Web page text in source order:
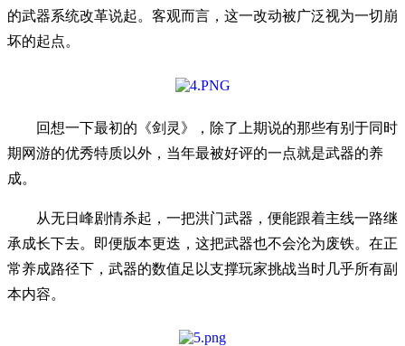
的武器系统改革说起。客观而言，这一改动被广泛视为一切崩
坏的起点。
回想一下最初的《剑灵》，除了上期说的那些有别于同时
期网游的优秀特质以外，当年最被好评的一点就是武器的养
成。
从无日峰剧情杀起，一把洪门武器，便能跟着主线一路继
承成长下去。即便版本更迭，这把武器也不会沦为废铁。在正
常养成路径下，武器的数值足以支撑玩家挑战当时几乎所有副
本内容。